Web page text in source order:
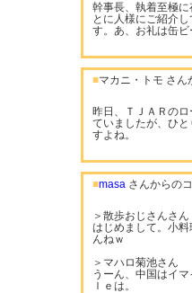
幹事長、執着至極
とに人様にご紹介
す。あ、お礼は缶
■マカニ・トモ さん
昨日、ＴＪＡＲの
ていましたが、ひ
すよね。
■masa さんからの
＞散歩おじさんさん
はじめまして。小
んねｗ
＞マハロ菊池さん
うーん、中国はイ
ｌｅは。